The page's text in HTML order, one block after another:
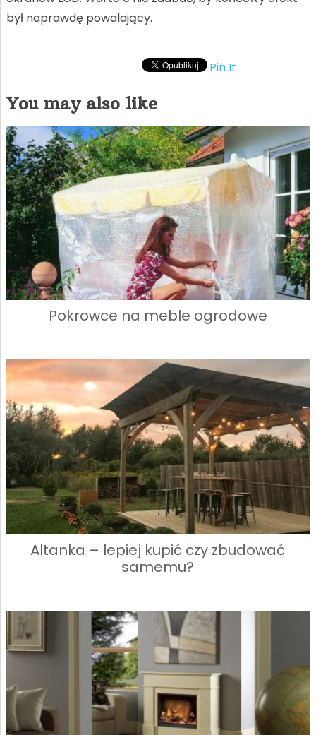
był naprawdę powalający.
Pin It
You may also like
Pokrowce na meble ogrodowe
Altanka – lepiej kupić czy zbudować
samemu?